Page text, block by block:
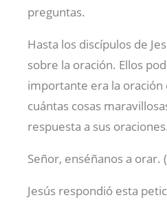
preguntas.
Hasta los discípulos de
sobre la oración. Ellos
importante era la oración
cuántas cosas
respuesta a sus
Señor, enséñanos a orar. (
Jesús respondió esta